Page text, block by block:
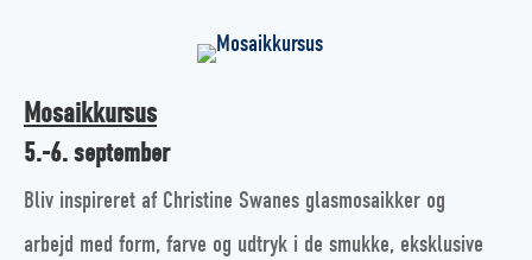
Mosaikkursus
5.-6. september
Bliv inspireret af Christine Swanes glasmosaikker og
arbejd med form, farve og udtryk i de smukke, eksklusive